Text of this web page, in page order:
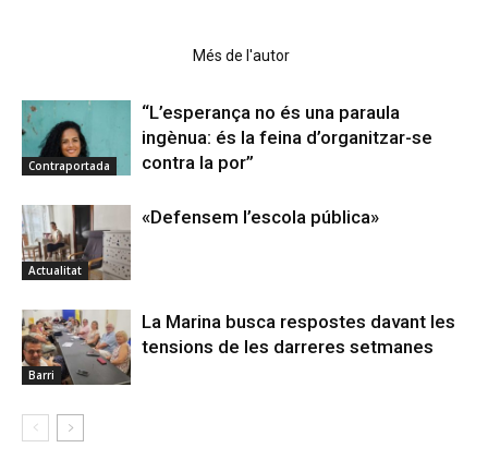
Més de l'autor
Contraportada
“L’esperança no és una paraula
ingènua: és la feina d’organitzar-se
contra la por”
Actualitat
«Defensem l’escola pública»
Barri
La Marina busca respostes davant les
tensions de les darreres setmanes